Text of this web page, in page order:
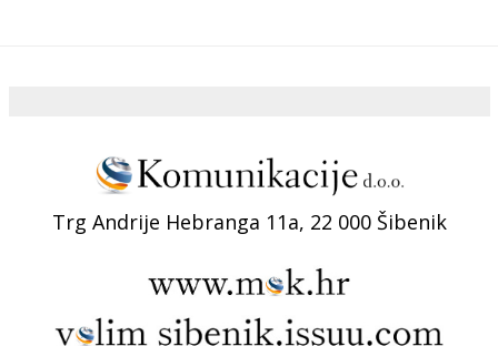
Trg Andrije Hebranga 11a, 22 000 Šibenik